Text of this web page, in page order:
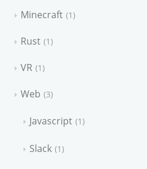
Minecraft 1
Rust 1
VR 1
Web 3
Javascript 1
Slack 1